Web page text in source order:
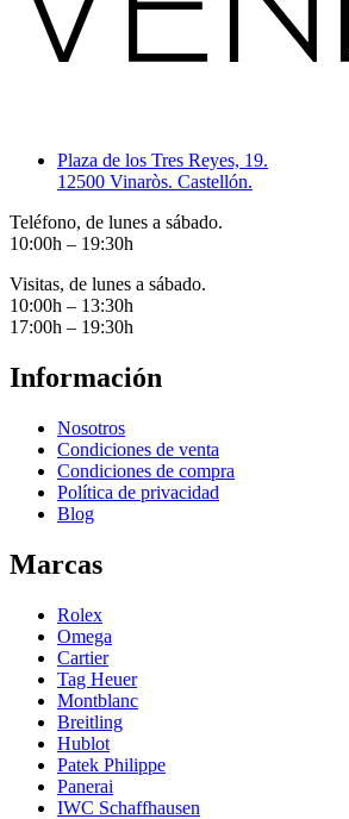
Plaza de los Tres Reyes, 19.
12500 Vinaròs. Castellón.
Teléfono, de lunes a sábado.
10:00h – 19:30h
Visitas, de lunes a sábado.
10:00h – 13:30h
17:00h – 19:30h
Información
Nosotros
Condiciones de venta
Condiciones de compra
Política de privacidad
Blog
Marcas
Rolex
Omega
Cartier
Tag Heuer
Montblanc
Breitling
Hublot
Patek Philippe
Panerai
IWC Schaffhausen